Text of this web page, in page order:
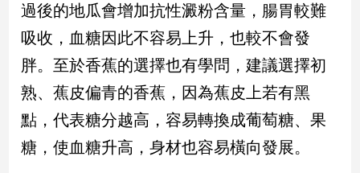
南
台
灣
觀
點
南
台
過後的地瓜會增加抗性澱粉含量，腸胃較難
吸收，血糖因此不容易上升，也較不會發
胖。至於香蕉的選擇也有學問，建議選擇初
熟、蕉皮偏青的香蕉，因為蕉皮上若有黑
點，代表糖分越高，容易轉換成葡萄糖、果
糖，使血糖升高，身材也容易橫向發展。